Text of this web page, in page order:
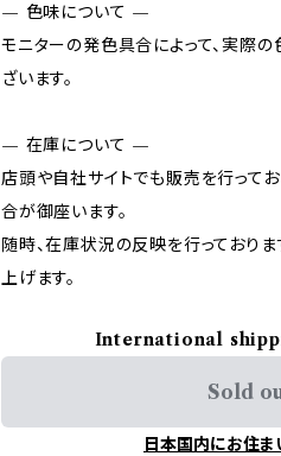
— 色味について —
モニターの発色具合によって、実際
ざいます。
— 在庫について —
店頭や自社サイトでも販売を行って
合が御座います。
随時、在庫状況の反映を行っておりま
上げます。
International
Sold
日本国内にお住ま